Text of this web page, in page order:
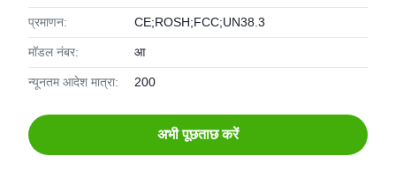
प्रमाणन: CE;ROSH;FCC;UN38.3
मॉडल नंबर: आ
न्यूनतम आदेश मात्रा: 200
अभी पूछताछ करें